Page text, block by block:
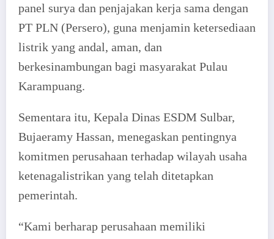
panel surya dan penjajakan kerja sama dengan
PT PLN (Persero), guna menjamin ketersediaan
listrik yang andal, aman, dan
berkesinambungan bagi masyarakat Pulau
Karampuang.
Sementara itu, Kepala Dinas ESDM Sulbar,
Bujaeramy Hassan, menegaskan pentingnya
komitmen perusahaan terhadap wilayah usaha
ketenagalistrikan yang telah ditetapkan
pemerintah.
“Kami berharap perusahaan memiliki